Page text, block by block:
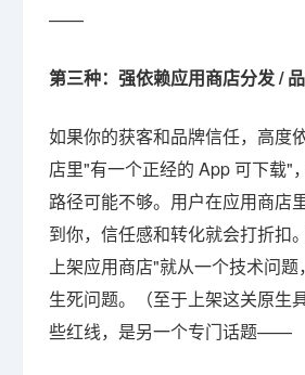
——
第三种：强依赖应用商店分发 / 品
如果你的获客和品牌信任，高度
店里"有一个正经的 App 可下载"
路径可能不够。用户在应用商店
到你，信任感和转化就会打折扣
上架应用商店"就从一个技术问
生死问题。（至于上架这关原生
些红线，是另一个专门话题——